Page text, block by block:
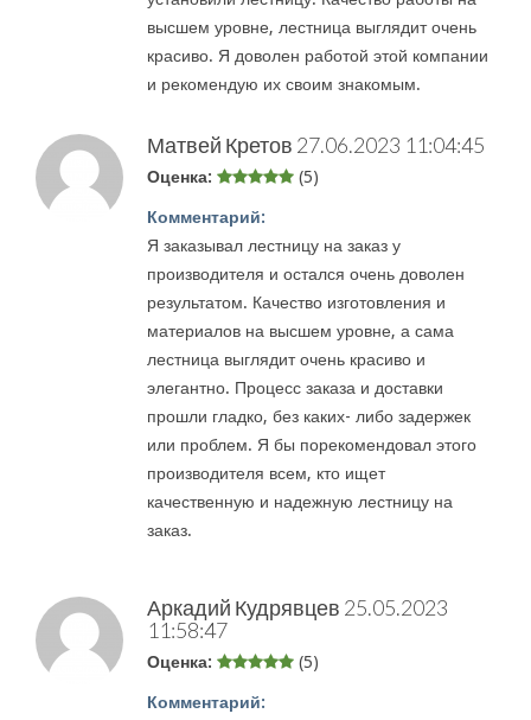
высшем уровне, лестница выглядит очень
красиво. Я доволен работой этой компании
и рекомендую их своим знакомым.
Матвей Кретов 27.06.2023 11:04:45
Оценка: (5)
Комментарий:
Я заказывал лестницу на заказ у
производителя и остался очень доволен
результатом. Качество изготовления и
материалов на высшем уровне, а сама
лестница выглядит очень красиво и
элегантно. Процесс заказа и доставки
прошли гладко, без каких- либо задержек
или проблем. Я бы порекомендовал этого
производителя всем, кто ищет
качественную и надежную лестницу на
заказ.
Аркадий Кудрявцев 25.05.2023
11:58:47
Оценка: (5)
Комментарий: